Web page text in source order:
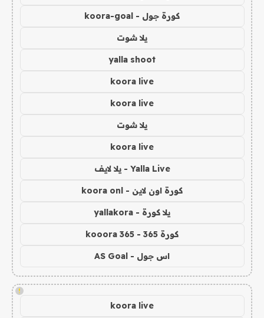
كورة جول - koora-goal
يلا شوت
yalla shoot
koora live
koora live
يلا شوت
koora live
Yalla Live - يلا لايف
كورة اون لاين - koora onl
يلا كورة - yallakora
كورة 365 - kooora 365
اس جول - AS Goal
!
koora live